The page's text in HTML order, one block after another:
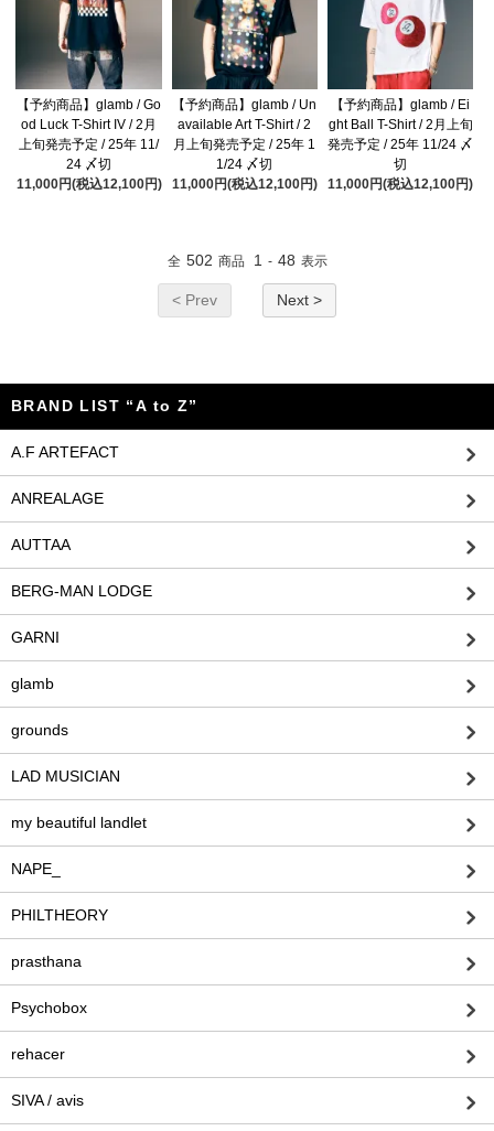
【予約商品】glamb / Go
od Luck T-Shirt IV / 2月
上旬発売予定 / 25年 11/
24 〆切
11,000円(税込12,100円)
【予約商品】glamb / Un
available Art T-Shirt / 2
月上旬発売予定 / 25年 1
1/24 〆切
11,000円(税込12,100円)
【予約商品】glamb / Ei
ght Ball T-Shirt / 2月上旬
発売予定 / 25年 11/24 〆
切
11,000円(税込12,100円)
全 502 商品 1 - 48 表示
< Prev Next >
BRAND LIST “A to Z”
A.F ARTEFACT
ANREALAGE
AUTTAA
BERG-MAN LODGE
GARNI
glamb
grounds
LAD MUSICIAN
my beautiful landlet
NAPE_
PHILTHEORY
prasthana
Psychobox
rehacer
SIVA / avis